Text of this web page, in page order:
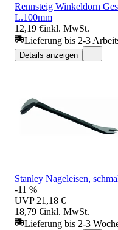
Rennsteig Winkeldorn
L.100mm
12,19 €inkl. MwSt.
Lieferung bis 2-3
Details anzeigen
Stanley Nageleisen,
-11 %
UVP 21,18 €
18,79 €inkl. MwSt.
Lieferung bis 2-3